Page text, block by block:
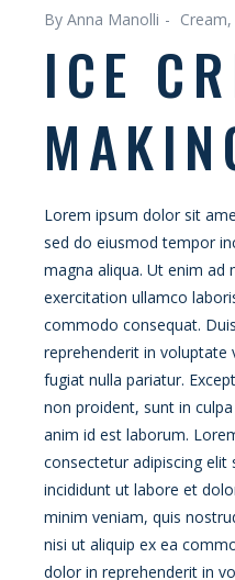
By Anna Manolli Cream
ICE
Lorem ipsum dolor sit
sed do eiusmod tempor
magna aliqua. Ut enim ad
exercitation ullamco
commodo consequat.
reprehenderit in voluptate
fugiat nulla pariatur.
non proident, sunt in
anim id est laborum.
consectetur adipiscing
incididunt ut labore et
minim veniam, quis
nisi ut aliquip ex ea
dolor in reprehenderit in